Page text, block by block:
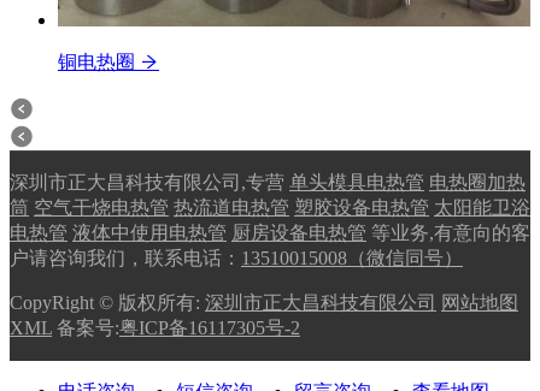
铜电热圈
深圳市正大昌科技有限公司,专营 单头模具电热管 电热圈加热
筒 空气干烧电热管 热流道电热管 塑胶设备电热管 太阳能卫浴
电热管 液体中使用电热管 厨房设备电热管 等业务,有意向的客
户请咨询我们，联系电话： 13510015008（微信同号）
CopyRight © 版权所有: 深圳市正大昌科技有限公司 网站地图
XML 备案号:粤ICP备16117305号-2